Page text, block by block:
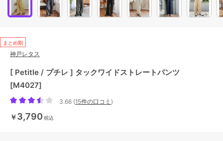
まとめ割
神戸レタス
[ Petitle / プチレ ] タックワイドストレートパンツ
[M4027]
3.66 (15件の口コミ )
￥3,790 税込